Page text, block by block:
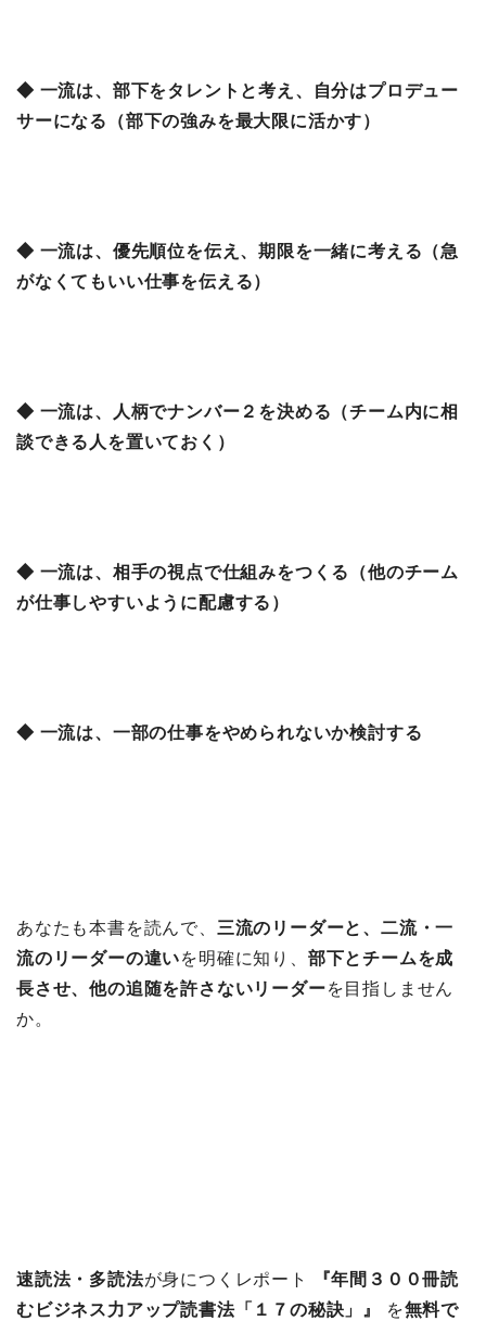
◆ 一流は、部下をタレントと考え、自分はプロデュー
サーになる（部下の強みを最大限に活かす）
◆ 一流は、優先順位を伝え、期限を一緒に考える（急
がなくてもいい仕事を伝える）
◆ 一流は、人柄でナンバー２を決める（チーム内に相
談できる人を置いておく）
◆ 一流は、相手の視点で仕組みをつくる（他のチーム
が仕事しやすいように配慮する）
◆ 一流は、一部の仕事をやめられないか検討する
あなたも本書を読んで、 三流のリーダーと、二流・一
流のリーダーの違いを明確に知り、 部下とチームを成
長させ、他の追随を許さないリーダーを目指しません
か。
速読法・多読法が身につくレポート
『年間３００冊読
むビジネス力アップ読書法「１７の秘訣」』
を無料で